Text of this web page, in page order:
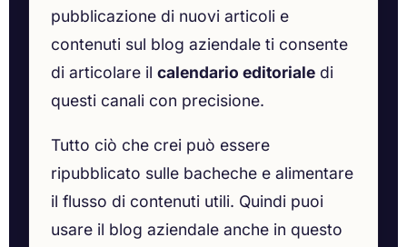
pubblicazione di nuovi articoli e
contenuti sul blog aziendale ti consente
di articolare il calendario editoriale di
questi canali con precisione.
Tutto ciò che crei può essere
ripubblicato sulle bacheche e alimentare
il flusso di contenuti utili. Quindi puoi
usare il blog aziendale anche in questo